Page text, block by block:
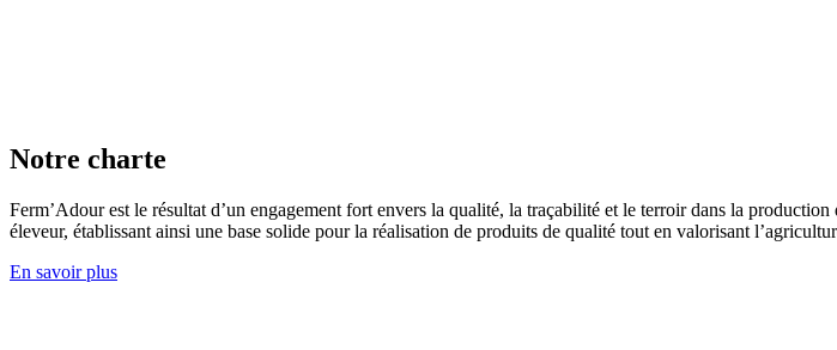
Notre charte
Ferm’Adour est le résultat d’un engagement fort envers la qualité, la traçabilité et le terroir dans la
éleveur, établissant ainsi une base solide pour la réalisation de produits de qualité tout en valorisant
En savoir plus